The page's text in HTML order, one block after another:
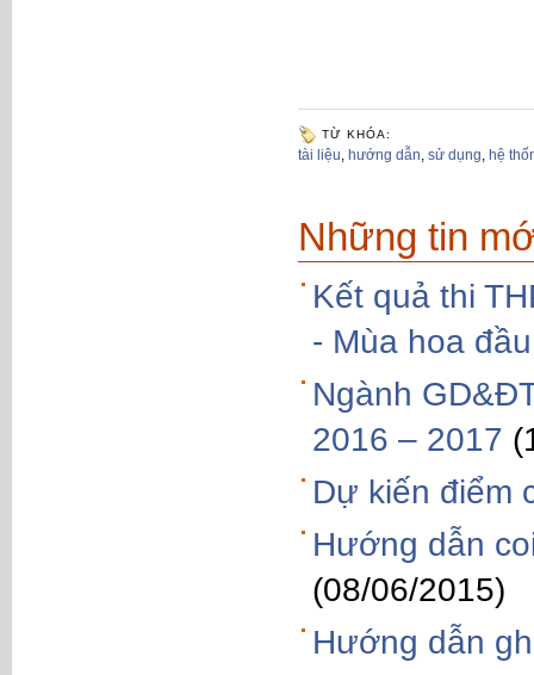
TỪ KHÓA:
tài liệu, hướng dẫn, sử dụng, hệ
Những tin
Kết quả thi
- Mùa hoa
Ngành
2016 – 2017
Dự kiến điểm
Hướng dẫn
(08/06/2015)
Hướng dẫn